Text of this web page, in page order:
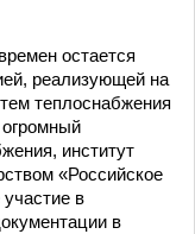
остается
реализующей на
теплоснабжения
институт
«Российское
в
в